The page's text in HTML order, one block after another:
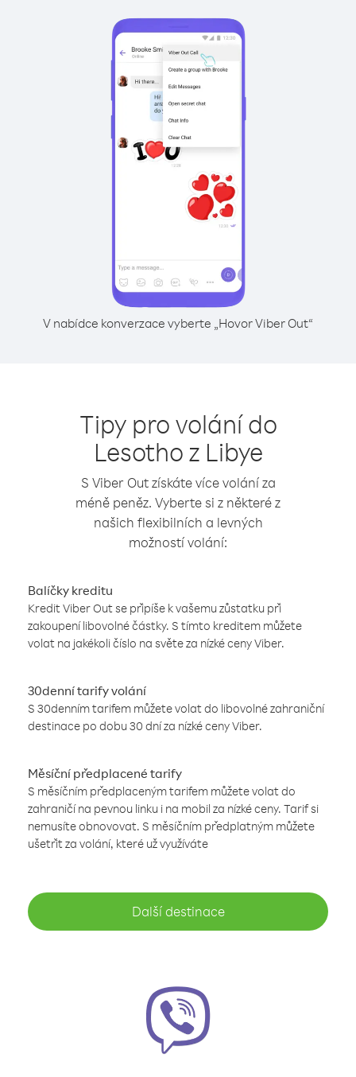
V nabídce konverzace vyberte „Hovor Viber Out“
Tipy pro volání do
Lesotho z Libye
S Viber Out získáte více volání za
méně peněz. Vyberte si z některé z
našich flexibilních a levných
možností volání:
Balíčky kreditu
Kredit Viber Out se připíše k vašemu zůstatku při
zakoupení libovolné částky. S tímto kreditem můžete
volat na jakékoli číslo na světe za nízké ceny Viber.
30denní tarify volání
S 30denním tarifem můžete volat do libovolné zahraniční
destinace po dobu 30 dní za nízké ceny Viber.
Měsíční předplacené tarify
S měsíčním předplaceným tarifem můžete volat do
zahraničí na pevnou linku i na mobil za nízké ceny. Tarif si
nemusíte obnovovat. S měsíčním předplatným můžete
ušetřit za volání, které už využíváte
Další destinace